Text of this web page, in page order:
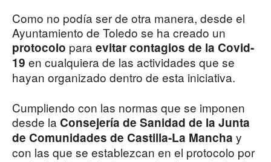
Como no podía ser de otra manera, desde el
Ayuntamiento de Toledo se ha creado un
protocolo para evitar contagios de la Covid-
19 en cualquiera de las actividades que se
hayan organizado dentro de esta iniciativa.
Cumpliendo con las normas que se imponen
desde la Consejería de Sanidad de la Junta
de Comunidades de Castilla-La Mancha y
con las que se establezcan en el protocolo por